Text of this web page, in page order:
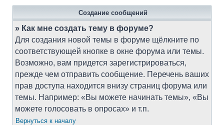
Создание сообщений
» Как мне создать тему в форуме?
Для создания новой темы в форуме щёлкните по
соответствующей кнопке в окне форума или темы.
Возможно, вам придется зарегистрироваться,
прежде чем отправить сообщение. Перечень ваших
прав доступа находится внизу страниц форума или
темы. Например: «Вы можете начинать темы», «Вы
можете голосовать в опросах» и т.п.
Вернуться к началу